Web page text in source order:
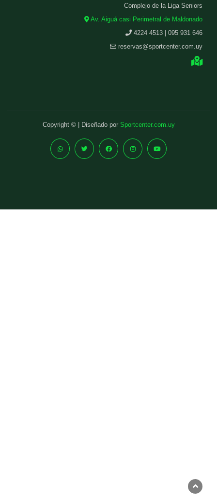
Complejo de la Liga Seniors
Av. Aiguá casi Perimetral de Maldonado
4224 4513 | 095 931 646
reservas@sportcenter.com.uy
Copyright © | Diseñado por Sportcenter.com.uy